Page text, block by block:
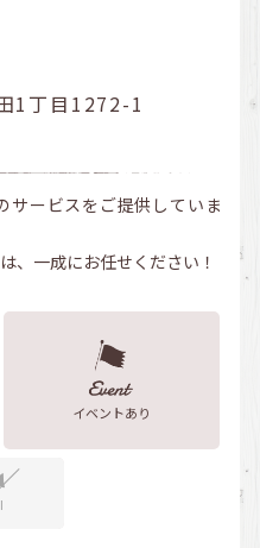
1丁目1272-1
サービスをご提供していま
、一成にお任せください！
イベントあり